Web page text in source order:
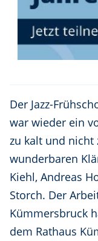
Der Jazz-
war wieder ein
zu kalt und nicht
wunderbaren
Kiehl, Andreas
Storch. Der
Kümmersbruck
dem Rathaus